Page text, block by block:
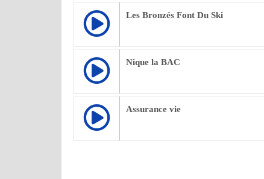
Les Bronzés Font Du Ski
Nique la BAC
Assurance vie